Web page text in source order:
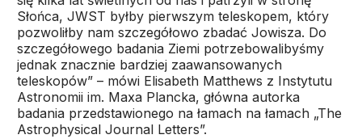
Słońca, JWST byłby pierwszym teleskopem, który
pozwoliłby nam szczegółowo zbadać Jowisza. Do
szczegółowego badania Ziemi potrzebowalibyśmy
jednak znacznie bardziej zaawansowanych
teleskopów” – mówi Elisabeth Matthews z Instytutu
Astronomii im. Maxa Plancka, główna autorka
badania przedstawionego na łamach na łamach „The
Astrophysical Journal Letters”.